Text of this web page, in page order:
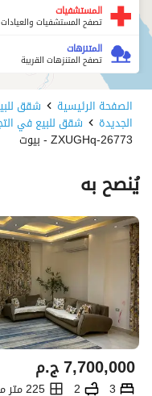
المستشفيات
تصفح المستشفيات والعيادات
المتنزهات
تصفح المتنزهات القريبة
الصفحة الرئيسية شقق
الجديدة شقق للبيع في
26773-ZXUGHq - بيوت
يُنصح به
ج.م7,700,000
3
2 225 متر مربع